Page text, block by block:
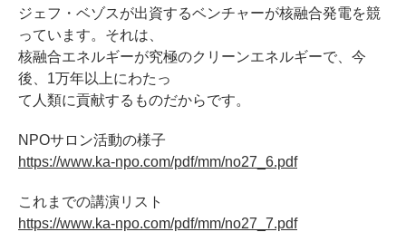
ジェフ・ベゾスが出資するベンチャーが核融合発電を競
っています。それは、
核融合エネルギーが究極のクリーンエネルギーで、今
後、1万年以上にわたっ
て人類に貢献するものだからです。
NPOサロン活動の様子
https://www.ka-npo.com/pdf/mm/no27_6.pdf
これまでの講演リスト
https://www.ka-npo.com/pdf/mm/no27_7.pdf